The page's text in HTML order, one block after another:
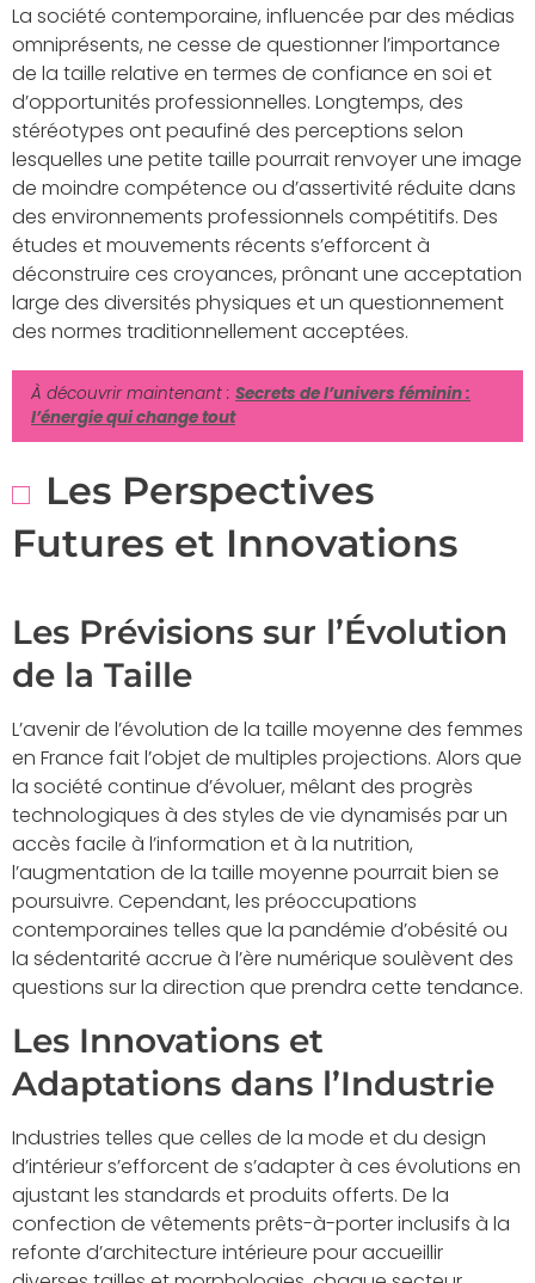
La société contemporaine, influencée par des médias
omniprésents, ne cesse de questionner l’importance
de la taille relative en termes de confiance en soi et
d’opportunités professionnelles. Longtemps, des
stéréotypes ont peaufiné des perceptions selon
lesquelles une petite taille pourrait renvoyer une image
de moindre compétence ou d’assertivité réduite dans
des environnements professionnels compétitifs. Des
études et mouvements récents s’efforcent à
déconstruire ces croyances, prônant une acceptation
large des diversités physiques et un questionnement
des normes traditionnellement acceptées.
À découvrir maintenant : Secrets de l’univers féminin :
l’énergie qui change tout
Les Perspectives
Futures et Innovations
Les Prévisions sur l’Évolution
de la Taille
L’avenir de l’évolution de la taille moyenne des femmes
en France fait l’objet de multiples projections. Alors que
la société continue d’évoluer, mêlant des progrès
technologiques à des styles de vie dynamisés par un
accès facile à l’information et à la nutrition,
l’augmentation de la taille moyenne pourrait bien se
poursuivre. Cependant, les préoccupations
contemporaines telles que la pandémie d’obésité ou
la sédentarité accrue à l’ère numérique soulèvent des
questions sur la direction que prendra cette tendance.
Les Innovations et
Adaptations dans l’Industrie
Industries telles que celles de la mode et du design
d’intérieur s’efforcent de s’adapter à ces évolutions en
ajustant les standards et produits offerts. De la
confection de vêtements prêts-à-porter inclusifs à la
refonte d’architecture intérieure pour accueillir